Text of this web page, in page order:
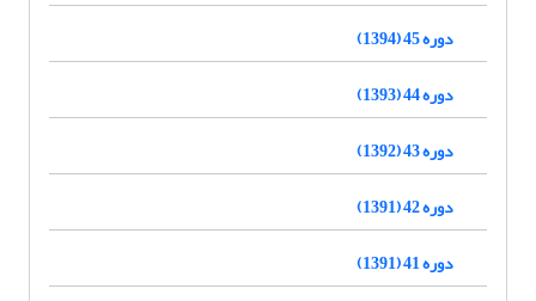
دوره 45 (1394)
دوره 44 (1393)
دوره 43 (1392)
دوره 42 (1391)
دوره 41 (1391)